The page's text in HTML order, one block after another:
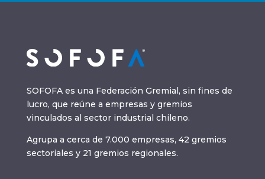
SOFOFA es una Federación Gremial, sin fines de
lucro, que reúne a empresas y gremios
vinculados al sector industrial chileno.
Agrupa a cerca de 7.000 empresas, 42 gremios
sectoriales y 21 gremios regionales.